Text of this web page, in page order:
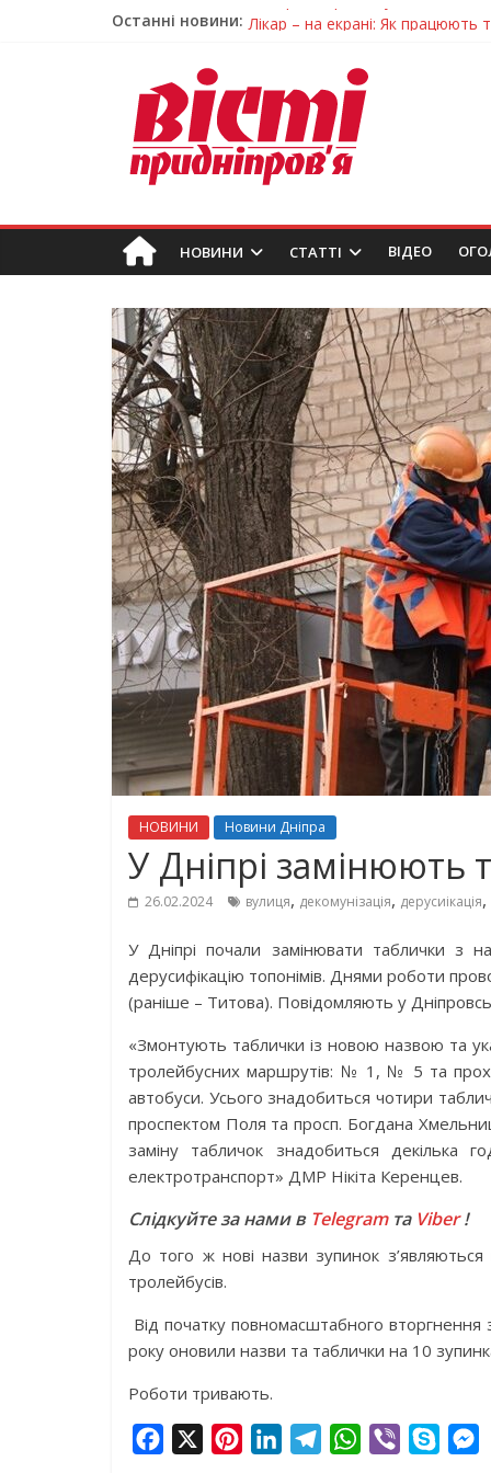
Останні новини: Лікар – на екрані: Як працюють
Пошуки тривають: на
Ветерани Дніпропетровщини
Говорити про воду без паніки:
НОВИНИ СТАТТІ ВIДЕО
НОВИНИ Новини Дніпра
У Дніпрі замінюють
26.02.2024 вулиця, декомунізація, дерусиікація,
У Дніпрі почали замінювати таблички з
дерусифікацію топонімів. Днями роботи
(раніше – Титова). Повідомляють у
«Змонтують таблички із новою назвою та
тролейбусних маршрутів: № 1, № 5 та
автобуси. Усього знадобиться чотири
проспектом Поля та просп. Богдана
заміну табличок знадобиться декілька
електротранспорт» ДМР Нікіта Керенцев.
Слідкуйте за нами в Telegramта Viber!
До того ж нові назви зупинок
тролейбусів.
Від початку повномасштабного вторгнення
року оновили назви та таблички на 10
Роботи тривають.
W